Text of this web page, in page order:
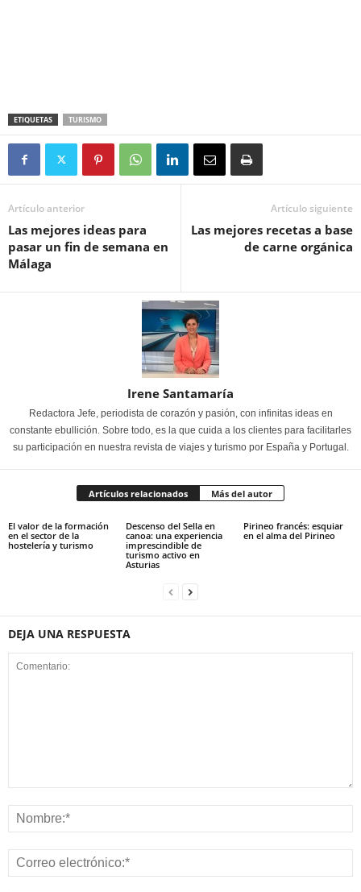
ETIQUETAS TURISMO
Artículo anterior
Las mejores ideas para
pasar un fin de semana en
Málaga
Artículo siguiente
Las mejores recetas a base
de carne orgánica
Irene Santamaría
Redactora Jefe, periodista de corazón y pasión, con infinitas ideas en
constante ebullición. Sobre todo, es la que cuida a los clientes para facilitarles
su participación en nuestra revista de viajes y turismo por España y Portugal.
Artículos relacionados Más del autor
El valor de la formación
en el sector de la
hostelería y turismo
Descenso del Sella en
canoa: una experiencia
imprescindible de
turismo activo en
Asturias
Pirineo francés: esquiar
en el alma del Pirineo
DEJA UNA RESPUESTA